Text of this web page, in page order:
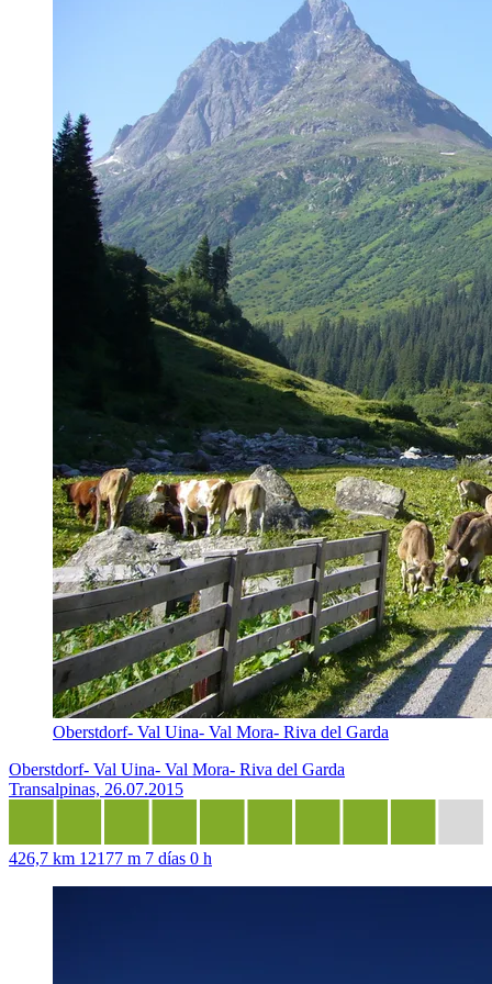
Oberstdorf- Val Uina- Val Mora- Riva del Garda
Oberstdorf- Val Uina- Val Mora- Riva del Garda
Transalpinas, 26.07.2015
426,7 km 12177 m 7 días 0 h